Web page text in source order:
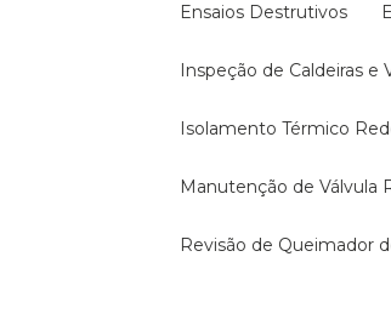
Ensaios Destrutivos
Inspeção de Caldeiras e
Isolamento Térmico
Manutenção de
Revisão de Queimador